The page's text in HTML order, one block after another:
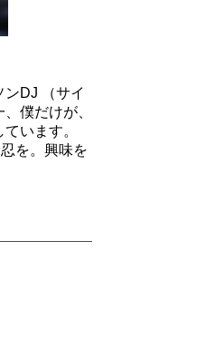
DJ （サイ
僕だけが、
います。
を。興味を